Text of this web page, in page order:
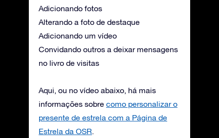
Adicionando fotos
Alterando a foto de destaque
Adicionando um vídeo
Convidando outros a deixar mensagens
no livro de visitas
Aqui, ou no vídeo abaixo, há mais
informações sobre como personalizar o
presente de estrela com a Página de
Estrela da OSR.